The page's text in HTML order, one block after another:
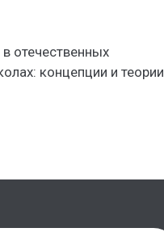
отечественных
концепции и теории